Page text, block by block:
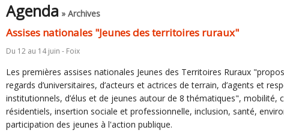
Agenda » Archives
Assises nationales "Jeunes des territoires ruraux"
Du 12 au 14 juin - Foix
Les premières assises nationales Jeunes des Territoires Ruraux
regards d’universitaires, d’acteurs et actrices de terrain, d’agents et
institutionnels, d’élus et de jeunes autour de 8 thématiques", mobilité,
résidentiels, insertion sociale et professionnelle, inclusion, santé,
participation des jeunes à l'action publique.